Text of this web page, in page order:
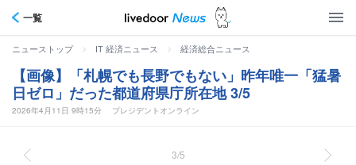
一覧
ニューストップ > IT 経済ニュース > 経済総合ニュース
【画像】「札幌でも長野でもない」昨年唯一「猛暑
日ゼロ」だった都道府県庁所在地 3/5
2026年4月11日 9時15分 プレジデントオンライン
3/5